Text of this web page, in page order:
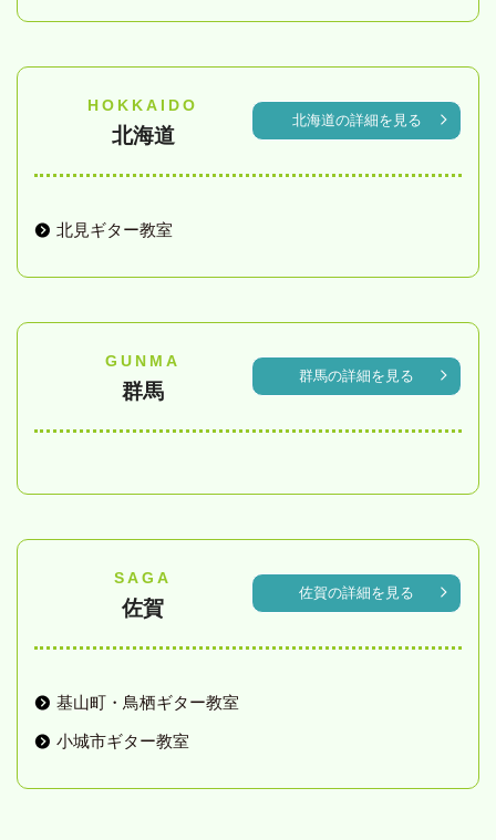
HOKKAIDO
北海道
北海道の詳細を見る
北見ギター教室
GUNMA
群馬
群馬の詳細を見る
SAGA
佐賀
佐賀の詳細を見る
基山町・鳥栖ギター教室
小城市ギター教室